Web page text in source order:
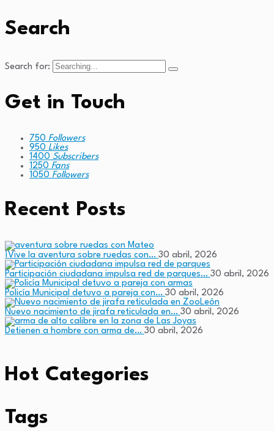
Search
Search for:
Get in Touch
750 Followers
950 Likes
1400 Subscribers
1250 Fans
1050 Followers
Recent Posts
¡Vive la aventura sobre ruedas con… 30 abril, 2026
Participación ciudadana impulsa red de parques… 30 abril, 2026
Policía Municipal detuvo a pareja con… 30 abril, 2026
Nuevo nacimiento de jirafa reticulada en… 30 abril, 2026
Detienen a hombre con arma de… 30 abril, 2026
Hot Categories
Tags